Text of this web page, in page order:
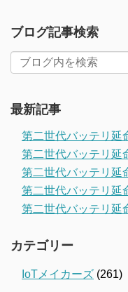
ブログ記事検索
最新記事
第二世代バッテリ延
第二世代バッテリ延
第二世代バッテリ延
第二世代バッテリ延
第二世代バッテリ延
カテゴリー
IoTメイカーズ (261)